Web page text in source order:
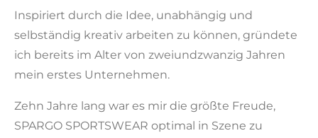
Inspiriert durch die Idee, unabhängig und
selbständig kreativ arbeiten zu können, gründete
ich bereits im Alter von zweiundzwanzig Jahren
mein erstes Unternehmen.
Zehn Jahre lang war es mir die größte Freude,
SPARGO SPORTSWEAR optimal in Szene zu